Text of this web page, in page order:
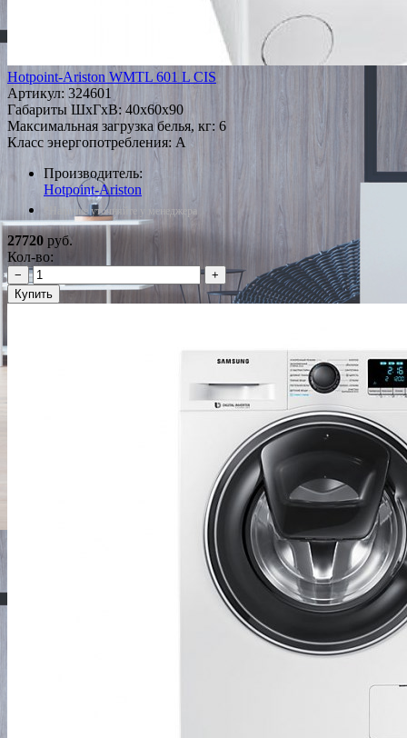
Hotpoint-Ariston WMTL 601 L CIS
Артикул: 324601
Габариты ШxГxВ: 40x60x90
Максимальная загрузка белья, кг: 6
Класс энергопотребления: A
Производитель:
Hotpoint-Ariston
*Наличие уточняйте у менеджера
27720 руб.
Кол-во:
−
+
Купить